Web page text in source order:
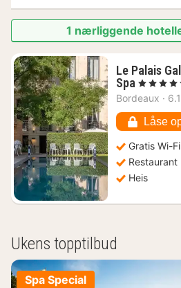
1 nærliggende
Le Palais
Spa 1
natt
4309
kr.
, 5 Stjerner
Bordeaux ·
Låse
Gratis Wi-Fi
Restaurant
Heis
Ukens topptilbud
Spa Special